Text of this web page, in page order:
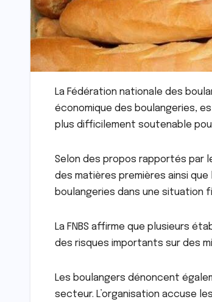
La Fédération nationale des
économique des boulangeries,
plus difficilement soutenable
Selon des propos rapportés par
des matières premières ainsi
boulangeries dans une situation
La FNBS affirme que plusieurs
des risques importants sur des
Les boulangers dénoncent
secteur. L’organisation accuse